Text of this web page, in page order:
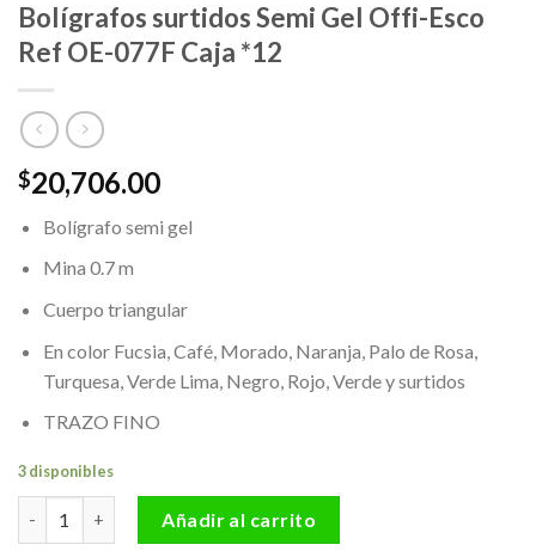
Bolígrafos surtidos Semi Gel Offi-Esco
Ref OE-077F Caja *12
$20,706.00
Bolígrafo semi gel
Mina 0.7 m
Cuerpo triangular
En color Fucsia, Café, Morado, Naranja, Palo de Rosa,
Turquesa, Verde Lima, Negro, Rojo, Verde y surtidos
TRAZO FINO
3 disponibles
Añadir al carrito